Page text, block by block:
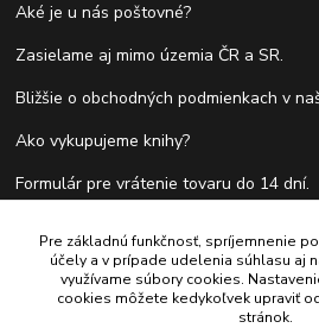
Aké je u nás poštovné?
Zasielame aj mimo územia ČR a SR.
Bližšie o obchodných podmienkach v
Ako vykupujeme knihy?
Formulár pre vrátenie tovaru do 14 dní.
Kontakty
Pre základnú funkčnosť, spríjemnenie
účely a v prípade udelenia súhlasu aj
využívame súbory cookies.
cookies môžete kedykoľvek upraviť
stránok.